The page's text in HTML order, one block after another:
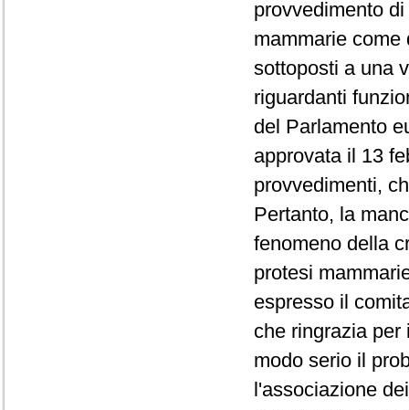
provvedimento
mammarie
sottoposti a una
riguardanti
del Parlamento
approvata il 13
provvedimenti,
Pertanto, la
fenomeno della
protesi
espresso il
che ringrazia per
modo serio il
l'associazione